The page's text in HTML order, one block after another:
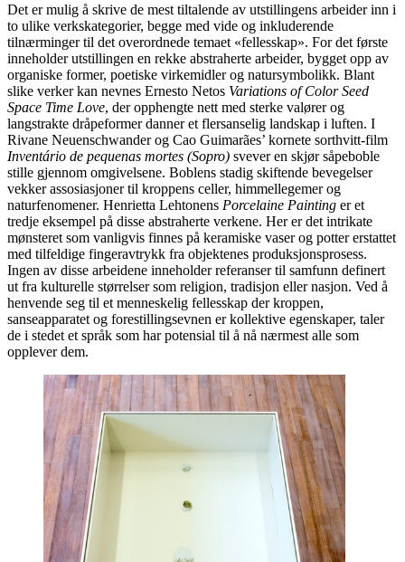
Det er mulig å skrive de mest tiltalende av utstillingens arbeider inn i
to ulike verkskategorier, begge med vide og inkluderende
tilnærminger til det overordnede temaet «fellesskap». For det første
inneholder utstillingen en rekke abstraherte arbeider, bygget opp av
organiske former, poetiske virkemidler og natursymbolikk. Blant
slike verker kan nevnes Ernesto Netos Variations of Color Seed
Space Time Love, der opphengte nett med sterke valører og
langstrakte dråpeformer danner et flersanselig landskap i luften. I
Rivane Neuenschwander og Cao Guimarães’ kornete sorthvitt-film
Inventário de pequenas mortes (Sopro) svever en skjør såpeboble
stille gjennom omgivelsene. Boblens stadig skiftende bevegelser
vekker assosiasjoner til kroppens celler, himmellegemer og
naturfenomener. Henrietta Lehtonens Porcelaine Painting er et
tredje eksempel på disse abstraherte verkene. Her er det intrikate
mønsteret som vanligvis finnes på keramiske vaser og potter erstattet
med tilfeldige fingeravtrykk fra objektenes produksjonsprosess.
Ingen av disse arbeidene inneholder referanser til samfunn definert
ut fra kulturelle størrelser som religion, tradisjon eller nasjon. Ved å
henvende seg til et menneskelig fellesskap der kroppen,
sanseapparatet og forestillingsevnen er kollektive egenskaper, taler
de i stedet et språk som har potensial til å nå nærmest alle som
opplever dem.